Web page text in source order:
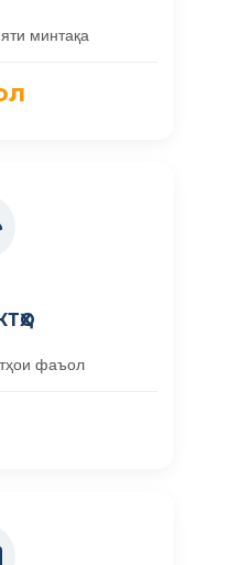
минтақа
фаъол